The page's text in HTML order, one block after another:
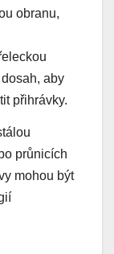
obranu,
aby
přihrávky.
průnicích
mohou být